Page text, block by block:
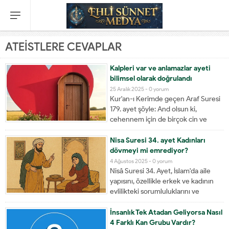
ATEİSTLERE CEVAPLAR
Kalpleri var ve anlamazlar ayeti
bilimsel olarak doğrulandı
25 Aralık 2025 - 0 yorum
Kur'an-ı Kerimde geçen Araf Suresi
179. ayet şöyle: And olsun ki,
cehennem için de birçok cin ve
insan yarattık; onların kalbleri vardır
ama anlamazlar; gözleri vardır ama
görmezler; kulakları vardır ama
işitmezler. İşte bunlar hayvanlar gibi
hatta daha sapıktırlar. İşte...
Nisa Suresi 34. ayet Kadınları
dövmeyi mi emrediyor?
4 Ağustos 2025 - 0 yorum
Nisâ Suresi 34. Ayet, İslam'da aile
yapısını, özellikle erkek ve kadının
evlilikteki sorumluluklarını ve
rollerini ele alan bir ayettir. Ayetin
Arapçası, meali ve ardından
açıklaması şu şekildedir: Ayetin
İnsanlık Tek Atadan Geliyorsa Nasıl
4 Farklı Kan Grubu Vardır?